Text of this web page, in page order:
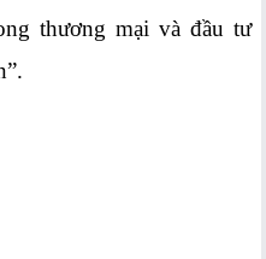
thương mại và đầu tư